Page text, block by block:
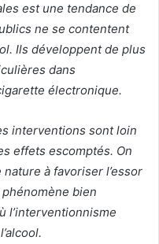
est une tendance de
ne se contentent
Ils développent de plus
dans
électronique.
interventions sont loin
effets escomptés. On
à favoriser l’essor
phénomène bien
l’interventionnisme